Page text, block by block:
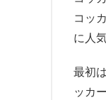
コッ
に人
最初
ッカ